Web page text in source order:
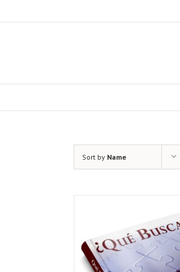
Sort by Name